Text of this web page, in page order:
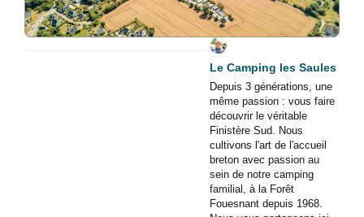
Le Camping les Saules
Depuis 3 générations, une
même passion : vous faire
découvrir le véritable
Finistère Sud. Nous
cultivons l'art de l'accueil
breton avec passion au
sein de notre camping
familial, à la Forêt
Fouesnant depuis 1968.